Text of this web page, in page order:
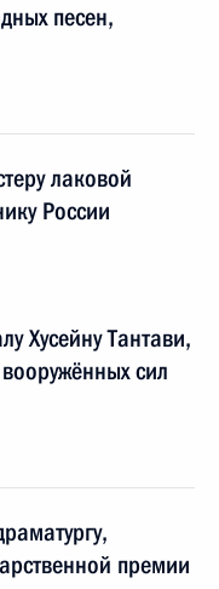
песен,
лаковой
России
Хусейну Тантави,
сил
премии